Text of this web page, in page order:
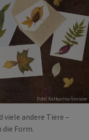
Foto: Katharina Gossow
viele andere Tiere –
Form.